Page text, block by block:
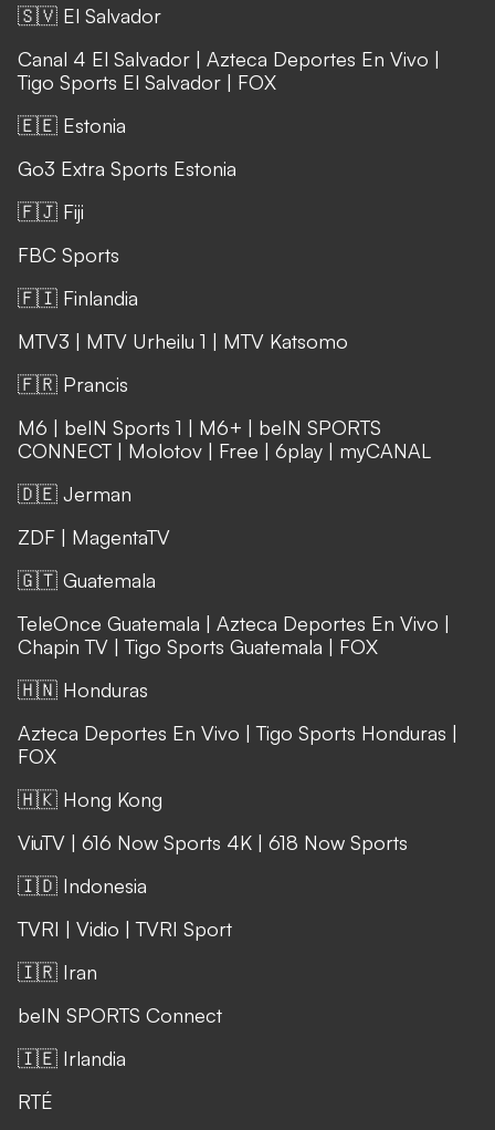
🇸🇻 El Salvador
Canal 4 El Salvador | Azteca Deportes En Vivo |
Tigo Sports El Salvador | FOX
🇪🇪 Estonia
Go3 Extra Sports Estonia
🇫🇯 Fiji
FBC Sports
🇫🇮 Finlandia
MTV3 | MTV Urheilu 1 | MTV Katsomo
🇫🇷 Prancis
M6 | beIN Sports 1 | M6+ | beIN SPORTS
CONNECT | Molotov | Free | 6play | myCANAL
🇩🇪 Jerman
ZDF | MagentaTV
🇬🇹 Guatemala
TeleOnce Guatemala | Azteca Deportes En Vivo |
Chapin TV |Tigo Sports Guatemala | FOX
🇭🇳 Honduras
Azteca Deportes En Vivo |Tigo Sports Honduras |
FOX
🇭🇰 Hong Kong
ViuTV | 616 Now Sports 4K | 618 Now Sports
🇮🇩 Indonesia
TVRI | Vidio |TVRI Sport
🇮🇷 Iran
beIN SPORTS Connect
🇮🇪 Irlandia
RTÉ